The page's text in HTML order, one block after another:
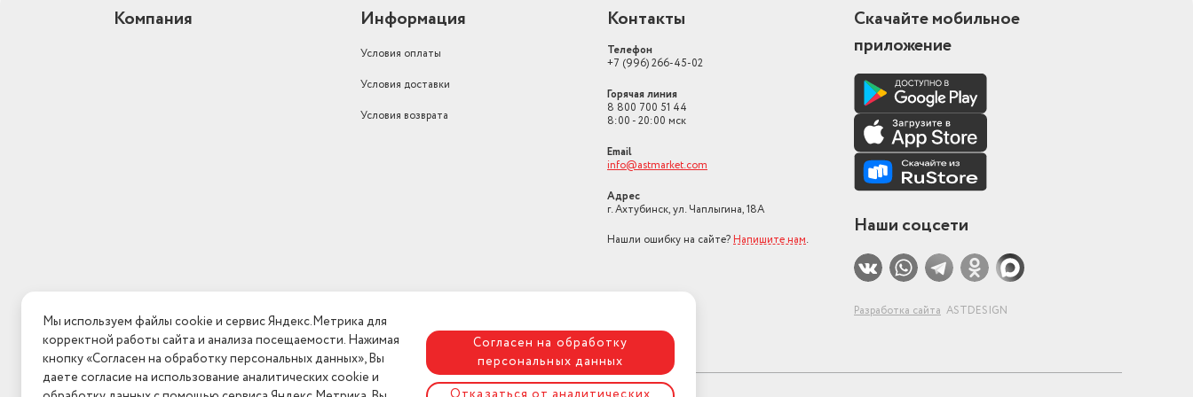
Компания Информация
Условия оплаты
Условия доставки
Условия возврата
Контакты
Телефон
+7 (996) 266-45-02
Горячая линия
8 800 700 51 44
8:00 - 20:00 мск
Email
info@astmarket.com
Адрес
г. Ахтубинск, ул. Чаплыгина, 18А
Нашли ошибку на сайте? Напишите нам.
Скачайте мобильное
приложение
Наши соцсети
Разработка сайта ASTDESIGN
Мы используем файлы cookie и сервис Яндекс.Метрика для
корректной работы сайта и анализа посещаемости. Нажимая
кнопку «Согласен на обработку персональных данных», Вы
даете согласие на использование аналитических cookie и
Согласен на обработку
персональных данных